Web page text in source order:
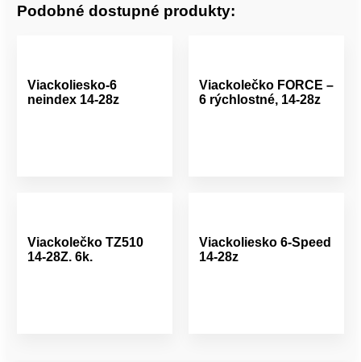
Podobné dostupné produkty:
Viackoliesko-6
neindex 14-28z
Viackolečko FORCE –
6 rýchlostné, 14-28z
Viackolečko TZ510
14-28Z. 6k.
Viackoliesko 6-Speed
14-28z